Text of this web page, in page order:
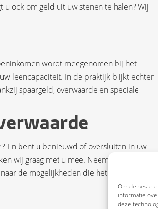
Om de beste
informatie
deze
ook om geld uit uw stenen te halen? Wij
wordt meegenomen bij het
leencapaciteit. In de praktijk blijkt echter
spaargeld, overwaarde en speciale
En bent u benieuwd of oversluiten in uw
wij graag met u mee. Neem gerust contact
de mogelijkheden die het beste passen